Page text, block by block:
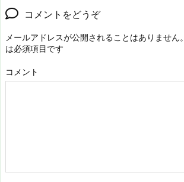
コメントをどうぞ
メールアドレスが公開されることはありません。
は必須項目です
コメント